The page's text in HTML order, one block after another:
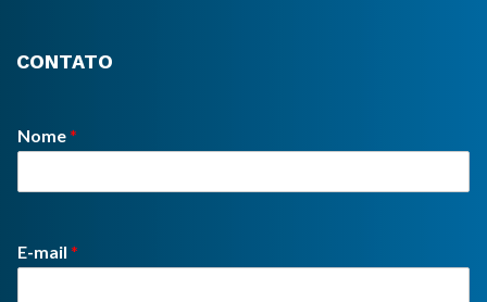
CONTATO
Nome*
E-mail *